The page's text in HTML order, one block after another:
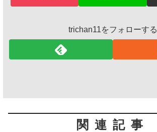
trichan11をフォローする
関連記事